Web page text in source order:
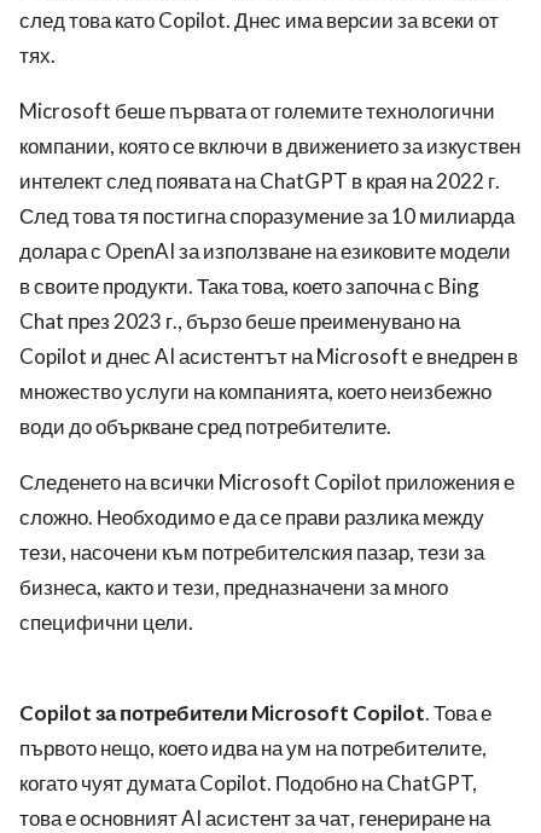
след това като Copilot. Днес има версии за всеки от
тях.
Microsoft беше първата от големите технологични
компании, която се включи в движението за изкуствен
интелект след появата на ChatGPT в края на 2022 г.
След това тя постигна споразумение за 10 милиарда
долара с OpenAI за използване на езиковите модели
в своите продукти. Така това, което започна с Bing
Chat през 2023 г., бързо беше преименувано на
Copilot и днес AI асистентът на Microsoft е внедрен в
множество услуги на компанията, което неизбежно
води до объркване сред потребителите.
Следенето на всички Microsoft Copilot приложения е
сложно. Необходимо е да се прави разлика между
тези, насочени към потребителския пазар, тези за
бизнеса, както и тези, предназначени за много
специфични цели.
Copilot за потребители Microsoft Copilot. Това е
първото нещо, което идва на ум на потребителите,
когато чуят думата Copilot. Подобно на ChatGPT,
това е основният AI асистент за чат, генериране на